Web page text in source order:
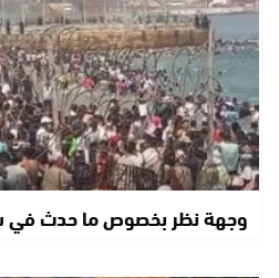
وجهة نظر بخصوص ما حدث في